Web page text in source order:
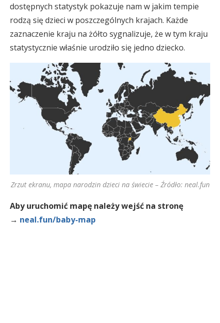
dostępnych statystyk pokazuje nam w jakim tempie
rodzą się dzieci w poszczególnych krajach. Każde
zaznaczenie kraju na żółto sygnalizuje, że w tym kraju
statystycznie właśnie urodziło się jedno dziecko.
Zrzut ekranu, mapa narodzin dzieci na świecie – Źródło: neal.fun
Aby uruchomić mapę należy wejść na stronę
→ neal.fun/baby-map